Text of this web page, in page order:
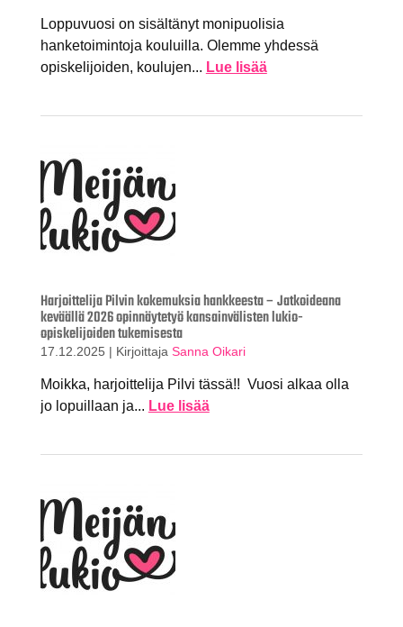
Loppuvuosi on sisältänyt monipuolisia
hanketoimintoja kouluilla. Olemme yhdessä
opiskelijoiden, koulujen... Lue lisää
Harjoittelija Pilvin kokemuksia hankkeesta – Jatkoideana
keväällä 2026 opinnäytetyö kansainvälisten lukio-
opiskelijoiden tukemisesta
17.12.2025 | Kirjoittaja Sanna Oikari
Moikka, harjoittelija Pilvi tässä!! Vuosi alkaa olla
jo lopuillaan ja... Lue lisää